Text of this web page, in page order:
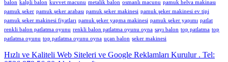
balon kalpli balon kuvvet macunu metalik balon osmanlı macunu pamuk helva makinası
pamuk şeker pamuk şeker arabası pamuk şeker makinesi pamuk şeker makinesi ev tipi
pamuk şeker makinesi fiyatları pamuk şeker yapma makinesi pamuk şeker yapımı patlat
renkli balon patlatma oyunu renkli balon patlatma oyunu oyna sayı balon top patlatma top
patlatma oyunu top patlatma oyunu oyna uçan balon şeker makinesi
Hızlı ve Kaliteli Web Siteleri ve Google Reklamları Kurulur . Tel: